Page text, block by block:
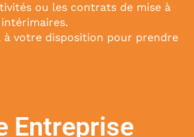
ou les contrats de mise à
à votre disposition pour prendre
Entreprise